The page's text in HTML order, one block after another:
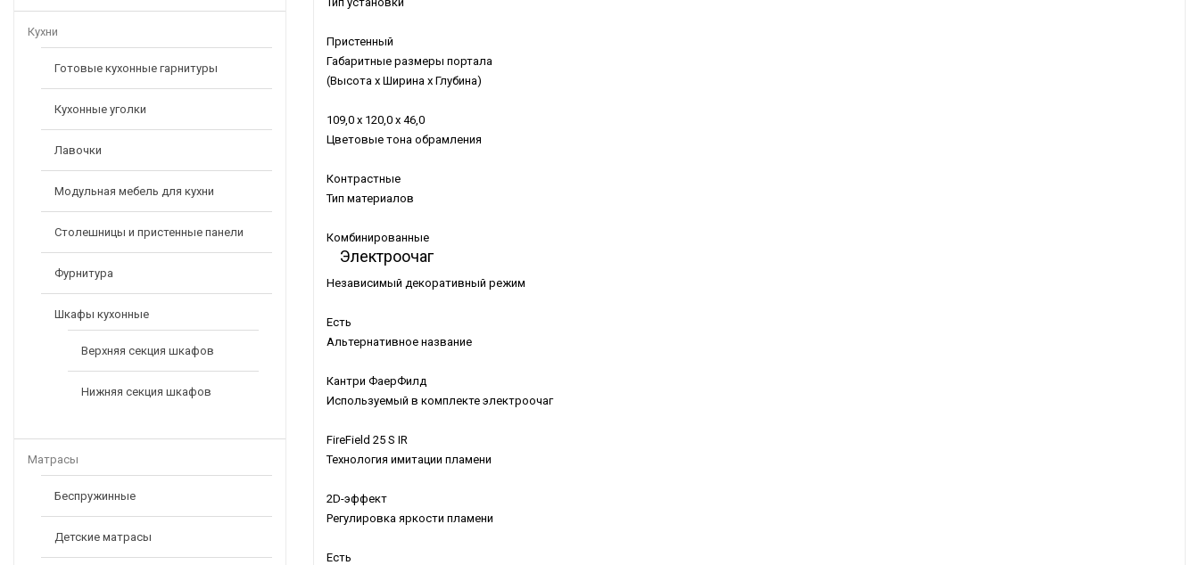
Кухни
Готовые кухонные гарнитуры
Кухонные уголки
Лавочки
Модульная мебель для кухни
Столешницы и пристенные панели
Фурнитура
Шкафы кухонные
Верхняя секция шкафов
Нижняя секция шкафов
Матрасы
Беспружинные
Детские матрасы
Пристенный
Габаритные размеры портала
(Высота x Ширина x Глубина)
109,0 x 120,0 x 46,0
Цветовые тона обрамления
Контрастные
Тип материалов
Комбинированные
Электроочаг
Независимый декоративный режим
Есть
Альтернативное название
Кантри ФаерФилд
Используемый в комплекте электроочаг
FireField 25 S IR
Технология имитации пламени
2D-эффект
Регулировка яркости пламени
Есть